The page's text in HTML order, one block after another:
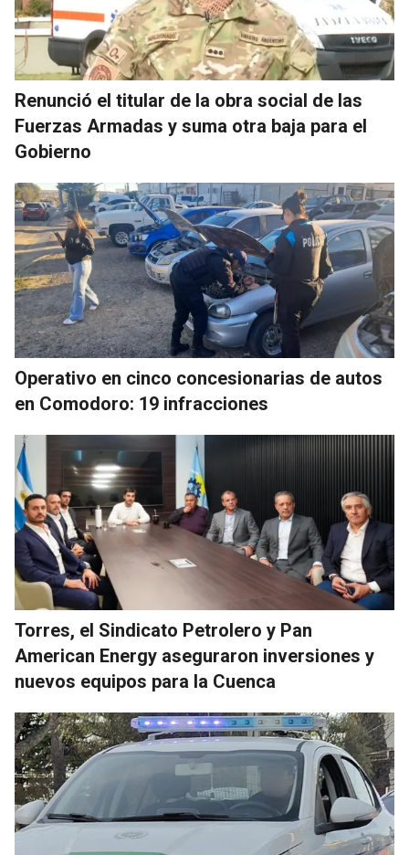
Renunció el titular de la obra social de las
Fuerzas Armadas y suma otra baja para el
Gobierno
Operativo en cinco concesionarias de autos
en Comodoro: 19 infracciones
Torres, el Sindicato Petrolero y Pan
American Energy aseguraron inversiones y
nuevos equipos para la Cuenca